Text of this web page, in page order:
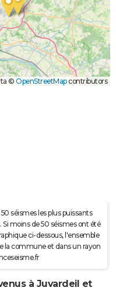
© OpenStreetMapcontributors
séismes les plus puissants
moins de 50 séismes ont été
ci-dessous, l'ensemble
la commune et dans un rayon
à Juvardeil et